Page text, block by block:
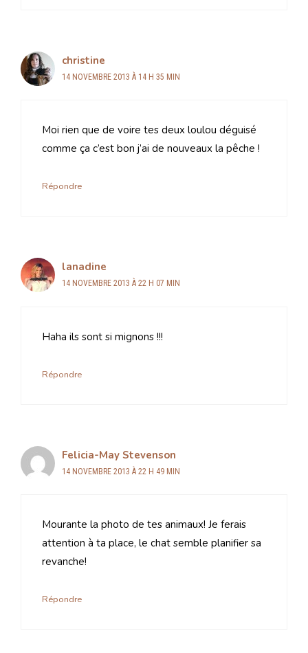
christine
14 NOVEMBRE 2013 À 14 H 35 MIN
Moi rien que de voire tes deux loulou déguisé
comme ça c’est bon j’ai de nouveaux la pêche !
Répondre
lanadine
14 NOVEMBRE 2013 À 22 H 07 MIN
Haha ils sont si mignons !!!
Répondre
Felicia-May Stevenson
14 NOVEMBRE 2013 À 22 H 49 MIN
Mourante la photo de tes animaux! Je ferais
attention à ta place, le chat semble planifier sa
revanche!
Répondre